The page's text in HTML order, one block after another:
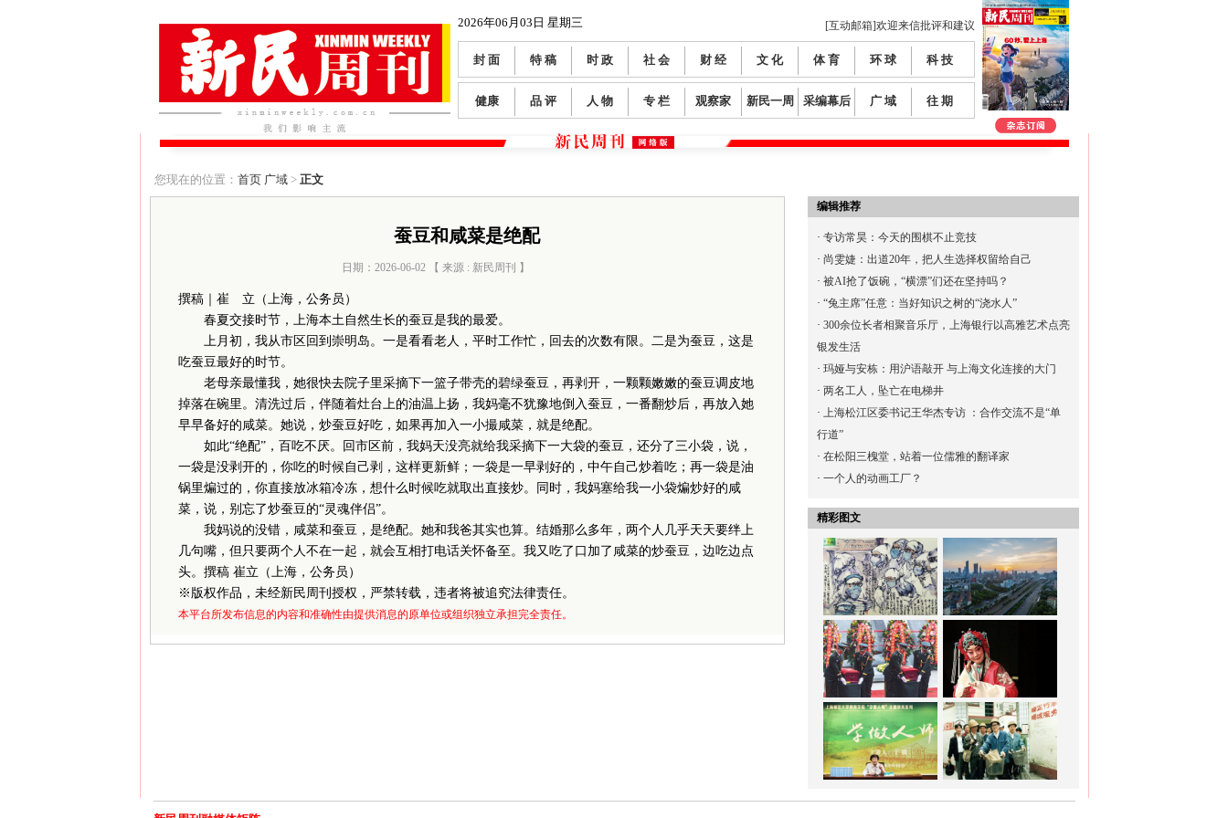
2026年06月03日 星期三 [互动邮箱]欢迎来信批评和建议
封 面 特 稿 时 政 社 会 财 经 文 化 体 育 环 球 科 技
健康 品 评 人 物 专 栏 观察家 新民一周 采编幕后 广 域 往 期
您现在的位置： 首页 广域> 正文
蚕豆和咸菜是绝配
日期：2026-06-02 【 来源 : 新民周刊 】
撰稿｜崔 立（上海，公务员）
春夏交接时节，上海本土自然生长的蚕豆是我的最爱。
上月初，我从市区回到崇明岛。一是看看老人，平时工作忙，回去的次数有限。二是为蚕豆，这是
吃蚕豆最好的时节。
老母亲最懂我，她很快去院子里采摘下一篮子带壳的碧绿蚕豆，再剥开，一颗颗嫩嫩的蚕豆调皮地
掉落在碗里。清洗过后，伴随着灶台上的油温上扬，我妈毫不犹豫地倒入蚕豆，一番翻炒后，再放入她
早早备好的咸菜。她说，炒蚕豆好吃，如果再加入一小撮咸菜，就是绝配。
如此“绝配”，百吃不厌。回市区前，我妈天没亮就给我采摘下一大袋的蚕豆，还分了三小袋，说，
一袋是没剥开的，你吃的时候自己剥，这样更新鲜；一袋是一早剥好的，中午自己炒着吃；再一袋是油
锅里煸过的，你直接放冰箱冷冻，想什么时候吃就取出直接炒。同时，我妈塞给我一小袋煸炒好的咸
菜，说，别忘了炒蚕豆的“灵魂伴侣”。
我妈说的没错，咸菜和蚕豆，是绝配。她和我爸其实也算。结婚那么多年，两个人几乎天天要绊上
几句嘴，但只要两个人不在一起，就会互相打电话关怀备至。我又吃了口加了咸菜的炒蚕豆，边吃边点
头。撰稿 崔立（上海，公务员）
※ 版权作品，未经新民周刊授权，严禁转载，违者将被追究法律责任。
本平台所发布信息的内容和准确性由提供消息的原单位或组织独立承担完全责任。
编辑推荐
· 专访常昊：今天的围棋不止竞技
· 尚雯婕：出道20年，把人生选择权留给自己
· 被AI抢了饭碗，“横漂”们还在坚持吗？
· “兔主席”任意：当好知识之树的“浇水人”
· 300余位长者相聚音乐厅，上海银行以高雅艺术点亮
银发生活
· 玛娅与安栋：用沪语敲开 与上海文化连接的大门
· 两名工人，坠亡在电梯井
· 上海松江区委书记王华杰专访 ：合作交流不是“单
行道”
· 在松阳三槐堂，站着一位儒雅的翻译家
· 一个人的动画工厂？
精彩图文